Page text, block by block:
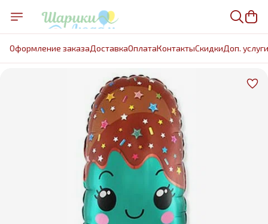
Оформление заказаДоставкаОплатаКонтактыCкидкиДоп. услуги